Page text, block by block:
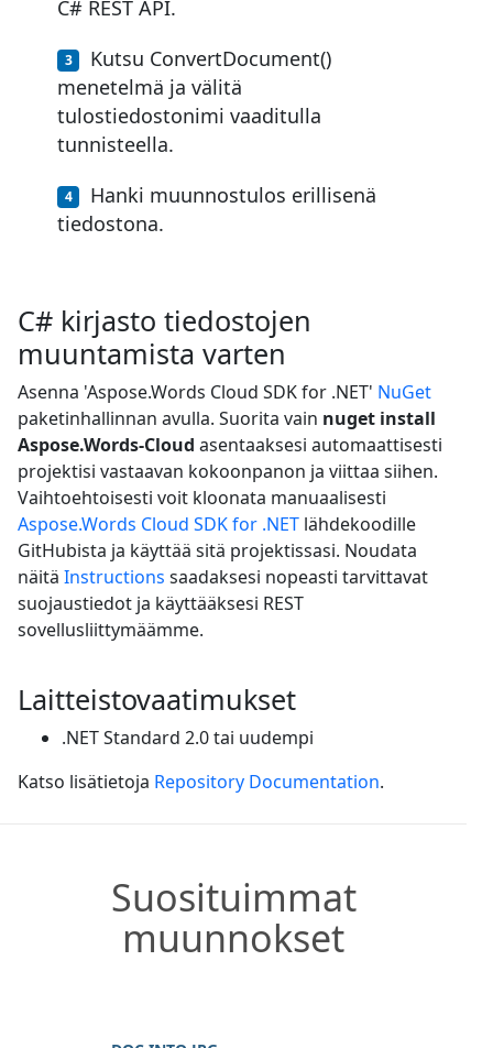
C# REST API.
Kutsu ConvertDocument()
menetelmä ja välitä
tulostiedostonimi vaaditulla
tunnisteella.
Hanki muunnostulos erillisenä
tiedostona.
C# kirjasto tiedostojen
muuntamista varten
Asenna 'Aspose.Words Cloud SDK for .NET' NuGet
paketinhallinnan avulla. Suorita vain nuget install
Aspose.Words-Cloud asentaaksesi automaattisesti
projektisi vastaavan kokoonpanon ja viittaa siihen.
Vaihtoehtoisesti voit kloonata manuaalisesti
Aspose.Words Cloud SDK for .NET lähdekoodille
GitHubista ja käyttää sitä projektissasi. Noudata
näitä Instructions saadaksesi nopeasti tarvittavat
suojaustiedot ja käyttääksesi REST
sovellusliittymäämme.
Laitteistovaatimukset
.NET Standard 2.0 tai uudempi
Katso lisätietoja Repository Documentation.
Suosituimmat
muunnokset